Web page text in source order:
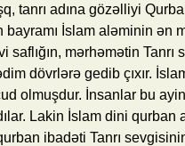
tanrı adına gözəlliyi
İslam aləminin ən
saflığın, mərhəmətin
dövrlərə gedib çıxır.
olmuşdur. İnsanlar bu
Lakin İslam dini qurban
ibadəti Tanrı